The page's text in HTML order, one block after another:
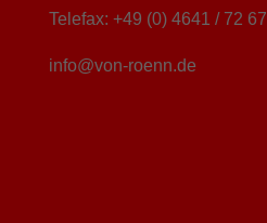
Telefax: +49 (0) 4641 / 72 67
info@von-roenn.de